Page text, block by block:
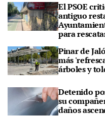
El PSOE
antiguo
para
Pinar de
más
árboles y
Detenido
su
daños